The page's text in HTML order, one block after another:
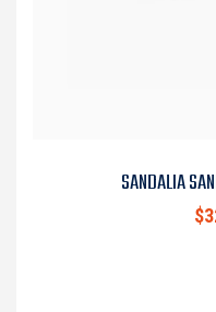
SANDALIA